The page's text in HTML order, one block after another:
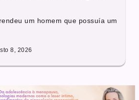
um homem que possuía um
8, 2026